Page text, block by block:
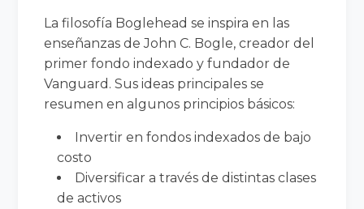
La filosofía Boglehead se inspira en las
enseñanzas de John C. Bogle, creador del
primer fondo indexado y fundador de
Vanguard. Sus ideas principales se
resumen en algunos principios básicos:
Invertir en fondos indexados de bajo
costo
Diversificar a través de distintas clases
de activos